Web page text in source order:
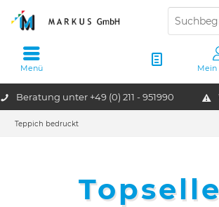
Beratung unter +49 (0) 211 - 951990
Mein
Menü
Teppich bedruckt